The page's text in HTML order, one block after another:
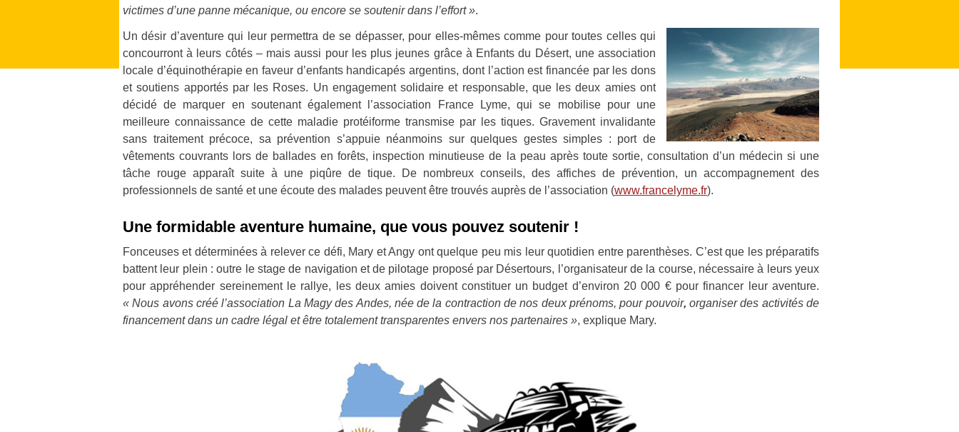
victimes d’une panne mécanique, ou encore se soutenir dans l’effort ».
Un désir d’aventure qui leur permettra de se dépasser, pour elles-mêmes comme pour toutes celles qui
concourront à leurs côtés – mais aussi pour les plus jeunes grâce à Enfants du Désert, une association
locale d’équinothérapie en faveur d’enfants handicapés argentins, dont l’action est financée par les dons
et soutiens apportés par les Roses. Un engagement solidaire et responsable, que les deux amies ont
décidé de marquer en soutenant également l’association France Lyme, qui se mobilise pour une
meilleure connaissance de cette maladie protéiforme transmise par les tiques. Gravement invalidante
sans traitement précoce, sa prévention s’appuie néanmoins sur quelques gestes simples : port de
vêtements couvrants lors de ballades en forêts, inspection minutieuse de la peau après toute sortie, consultation d’un médecin si une
tâche rouge apparaît suite à une piqûre de tique. De nombreux conseils, des affiches de prévention, un accompagnement des
professionnels de santé et une écoute des malades peuvent être trouvés auprès de l’association (www.francelyme.fr).
Une formidable aventure humaine, que vous pouvez soutenir !
Fonceuses et déterminées à relever ce défi, Mary et Angy ont quelque peu mis leur quotidien entre parenthèses. C’est que les préparatifs
battent leur plein : outre le stage de navigation et de pilotage proposé par Désertours, l’organisateur de la course, nécessaire à leurs yeux
pour appréhender sereinement le rallye, les deux amies doivent constituer un budget d’environ 20 000 € pour financer leur aventure.
« Nous avons créé l’association La Magy des Andes, née de la contraction de nos deux prénoms, pour pouvoir,organiser des activités de
financement dans un cadre légal et être totalement transparentes envers nos partenaires », explique Mary.